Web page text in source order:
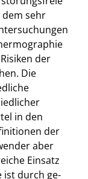
dem sehr
der
Die
in den
der
aber
Einsatz
ist durch ge-